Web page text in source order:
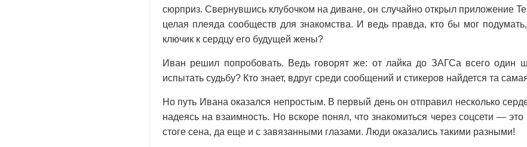
сюрприз. Свернувшись клубочком на диване, он случайно открыл приложение
целая плеяда сообществ для знакомства. И ведь правда, кто бы мог
ключик к сердцу его будущей жены?
Иван решил попробовать. Ведь говорят же: от лайка до ЗАГСа всего
испытать судьбу? Кто знает, вдруг среди сообщений и стикеров найдется та
Но путь Ивана оказался непростым. В первый день он отправил несколько
надеясь на взаимность. Но вскоре понял, что знакомиться через соцсети — это
стоге сена, да еще и с завязанными глазами. Люди оказались такими разными!